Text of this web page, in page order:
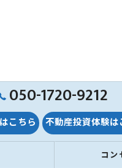
050-1720-9212
こちら 不動産投資体験は
コン